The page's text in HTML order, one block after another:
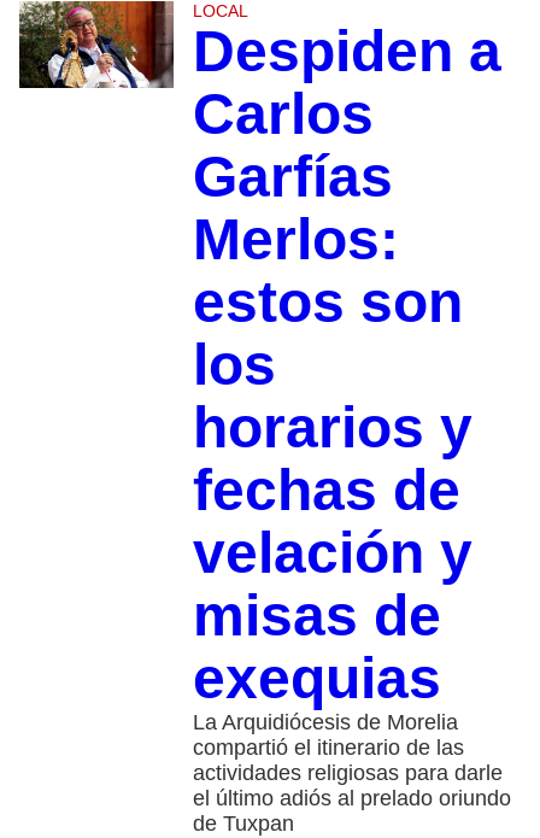
LOCAL
Despiden a
Carlos
Garfías
Merlos:
estos son
los
horarios y
fechas de
velación y
misas de
exequias
La Arquidiócesis de Morelia
compartió el itinerario de las
actividades religiosas para darle
el último adiós al prelado oriundo
de Tuxpan